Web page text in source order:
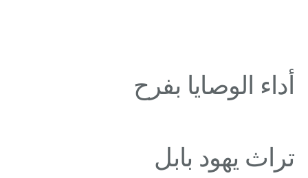
أداء الوصايا بفرح
تراث يهود بابل